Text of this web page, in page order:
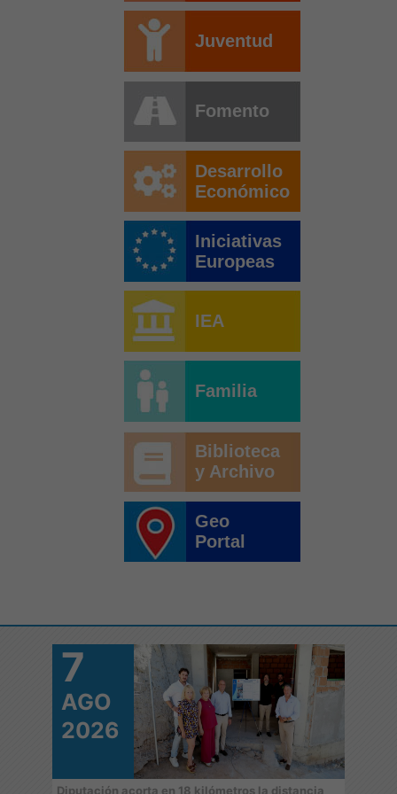
Juventud
Fomento
Desarrollo
Económico
Iniciativas
Europeas
IEA
Familia
Biblioteca
y Archivo
Geo
Portal
7
AGO
2026
Diputación acorta en 18 kilómetros la distancia